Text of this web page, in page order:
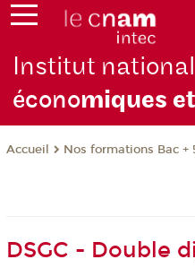
Institut
économiques
Accueil Nos formations Bac +
DSGC - Double